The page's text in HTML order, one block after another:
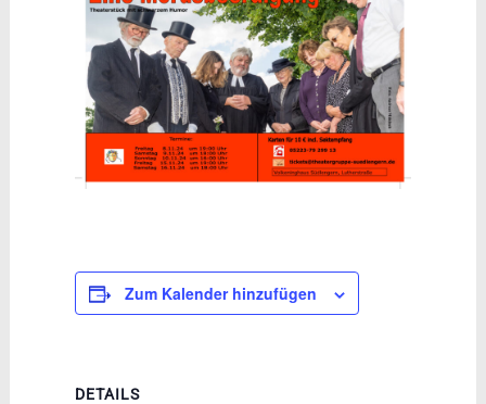
Zum Kalender hinzufügen
DETAILS